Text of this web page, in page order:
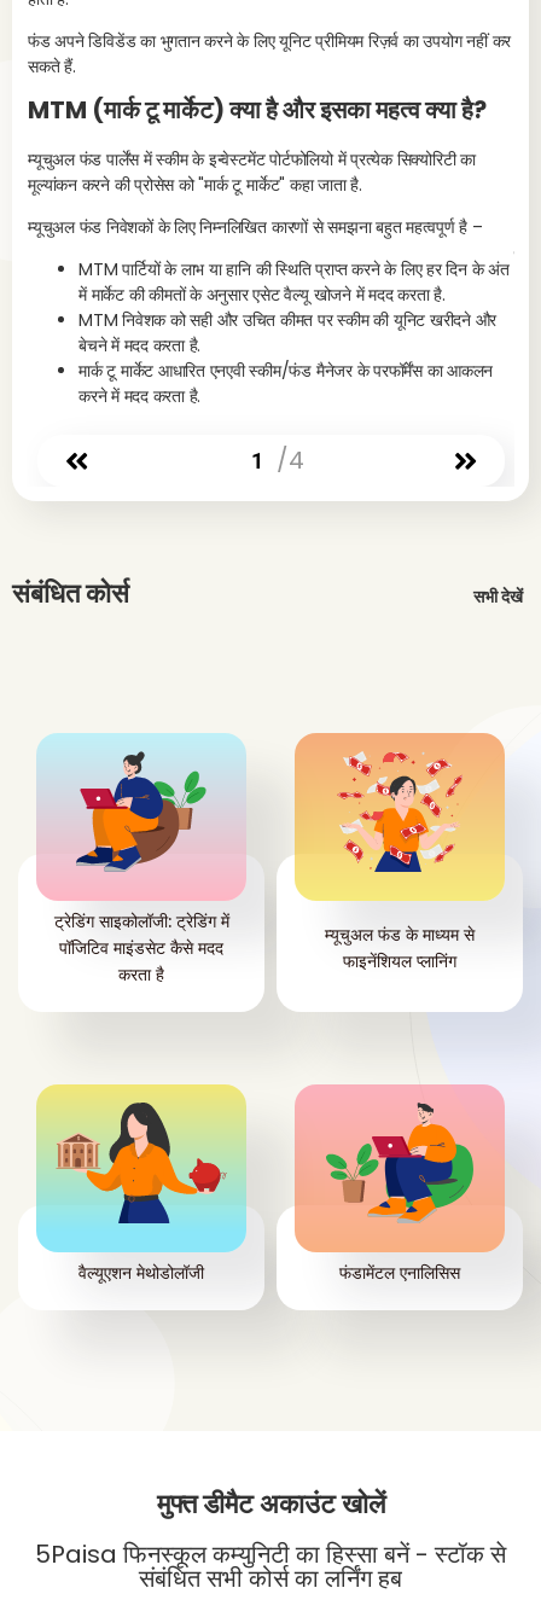
फंड अपने डिविडेंड का भुगतान करने के लिए यूनिट प्रीमियम रिज़र्व का उपयोग नहीं कर
सकते हैं.
MTM (मार्क टू मार्केट) क्या है और इसका महत्व क्या है?
म्यूचुअल फंड पार्लेंस में स्कीम के इन्वेस्टमेंट पोर्टफोलियो में प्रत्येक सिक्योरिटी का
मूल्यांकन करने की प्रोसेस को "मार्क टू मार्केट" कहा जाता है.
म्यूचुअल फंड निवेशकों के लिए निम्नलिखित कारणों से समझना बहुत महत्वपूर्ण है –
MTM पार्टियों के लाभ या हानि की स्थिति प्राप्त करने के लिए हर दिन के अंत
में मार्केट की कीमतों के अनुसार एसेट वैल्यू खोजने में मदद करता है.
MTM निवेशक को सही और उचित कीमत पर स्कीम की यूनिट खरीदने और
बेचने में मदद करता है.
मार्क टू मार्केट आधारित एनएवी स्कीम/फंड मैनेजर के परफॉर्मेंस का आकलन
करने में मदद करता है.
1 /4
संबंधित कोर्स सभी देखें
ट्रेडिंग साइकोलॉजी: ट्रेडिंग में
पॉजिटिव माइंडसेट कैसे मदद
करता है
म्यूचुअल फंड के माध्यम से
फाइनेंशियल प्लानिंग
वैल्यूएशन मेथोडोलॉजी फंडामेंटल एनालिसिस
मुफ्त डीमैट अकाउंट खोलें
5Paisa फिनस्कूल कम्युनिटी का हिस्सा बनें - स्टॉक से
संबंधित सभी कोर्स का लर्निंग हब